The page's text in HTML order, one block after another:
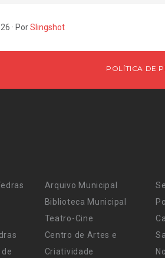
· PorSlingshot
POLÍTICA DE
Arquivo Municipal
Biblioteca Municipal
Teatro-Cine
Centro de Artes e
Criatividade